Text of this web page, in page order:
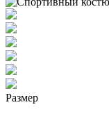
Размер